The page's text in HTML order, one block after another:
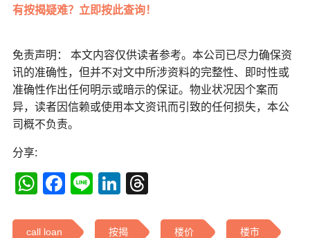
有按揭疑难？立即按此查询！
免责声明： 本文内容仅供读者参考。本公司已尽力确保资
讯的准确性，但并不对文中所涉资料的完整性、即时性或
准确性作出任何明示或暗示的保证。物业状况因个案而
异，读者因信赖或使用本文资讯而引致的任何损失，本公
司概不负责。
分享:
WhatsApp
Facebook
LineLinkedIn
call loan 按揭 楼价 楼市